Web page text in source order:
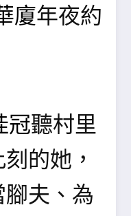
廈年夜約
冠聽村里
的她，
夫、為